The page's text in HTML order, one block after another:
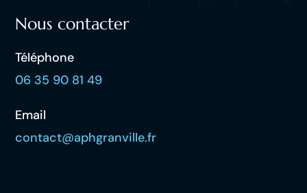
Nous contacter
Téléphone
06 35 90 81 49
Email
contact@aphgranville.fr